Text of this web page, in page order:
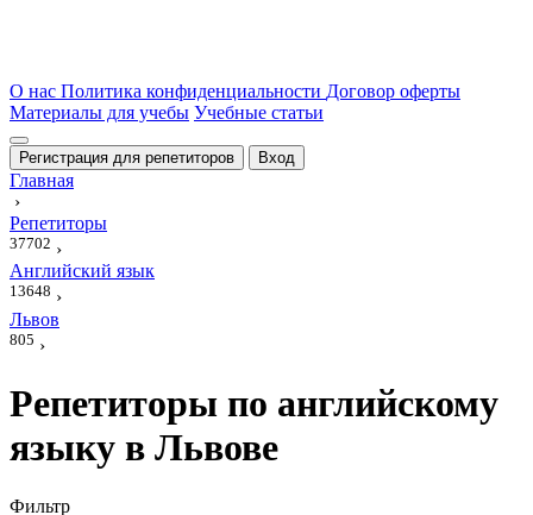
О нас Политика конфиденциальности Договор оферты
Материалы для учебы Учебные статьи
Регистрация для репетиторов Вход
Главная
›
Репетиторы
37702 ›
Английский язык
13648 ›
Львов
805 ›
Репетиторы по английскому
языку в Львове
Фильтр